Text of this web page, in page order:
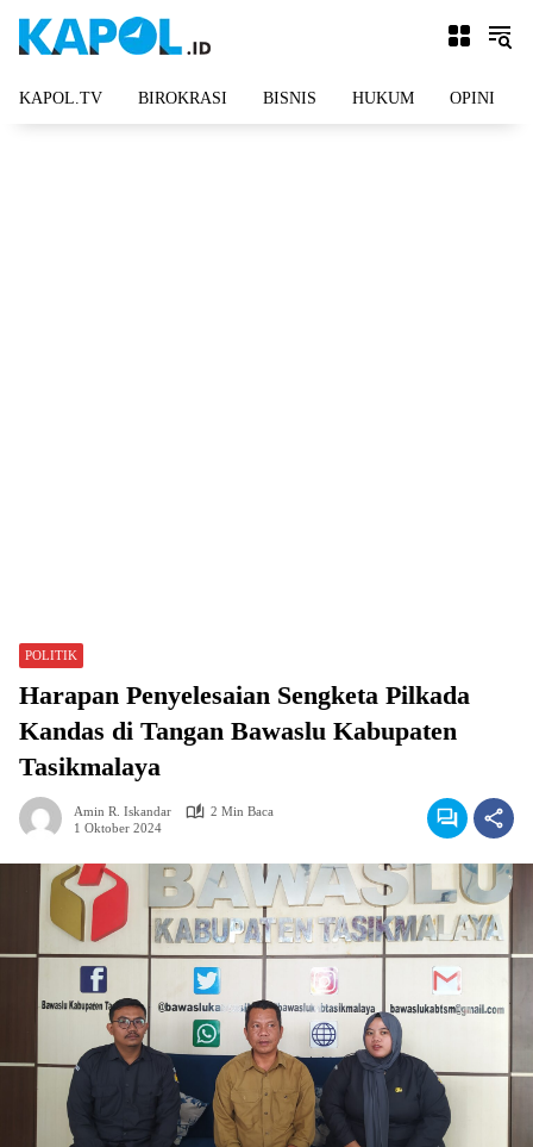
KAPOL.TV BIROKRASI BISNIS HUKUM OPINI
POLITIK
Harapan Penyelesaian Sengketa Pilkada
Kandas di Tangan Bawaslu Kabupaten
Tasikmalaya
Amin R. Iskandar
2 Min Baca
1 Oktober 2024